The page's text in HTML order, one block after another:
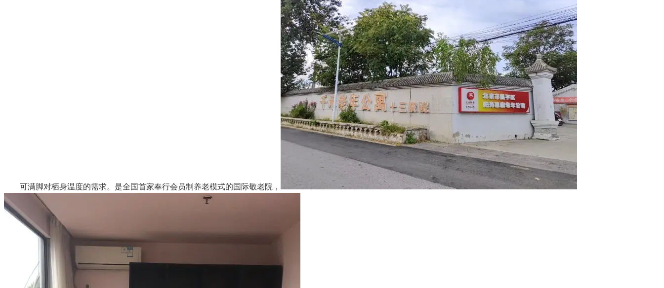
可满脚对栖身温度的需求。是全国首家奉行会员制养老模式的国际敬老院，